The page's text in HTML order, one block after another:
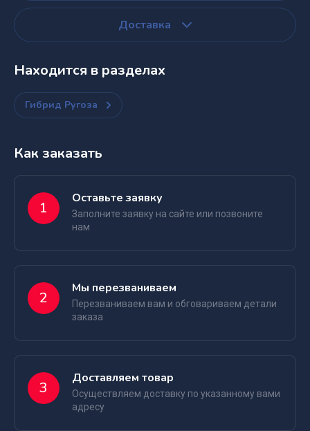
Доставка
Находится в разделах
Гибрид Ругоза
Как заказать
1
Оставьте заявку
Заполните заявку на сайте или позвоните
нам
2
Мы перезваниваем
Перезваниваем вам и обговариваем детали
заказа
3
Доставляем товар
Осуществляем доставку по указанному вами
адресу